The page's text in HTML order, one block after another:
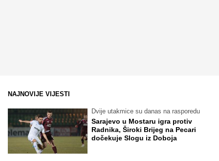
NAJNOVIJE VIJESTI
Dvije utakmice su danas na rasporedu
Sarajevo u Mostaru igra protiv
Radnika, Široki Brijeg na Pecari
dočekuje Slogu iz Doboja